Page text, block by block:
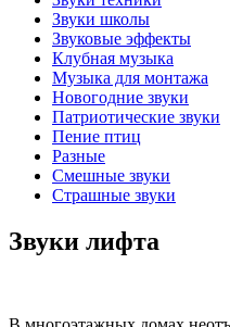
Звуки школы
Звуковые эффекты
Клубная музыка
Музыка для монтажа
Новогодние звуки
Патриотические звуки
Пение птиц
Разные
Смешные звуки
Страшные звуки
Звуки лифта